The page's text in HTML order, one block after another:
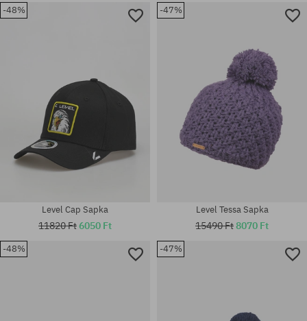
-48%
Level Cap Sapka
11820 Ft6050 Ft
-47%
Level Tessa Sapka
15490 Ft8070 Ft
-48% -47%